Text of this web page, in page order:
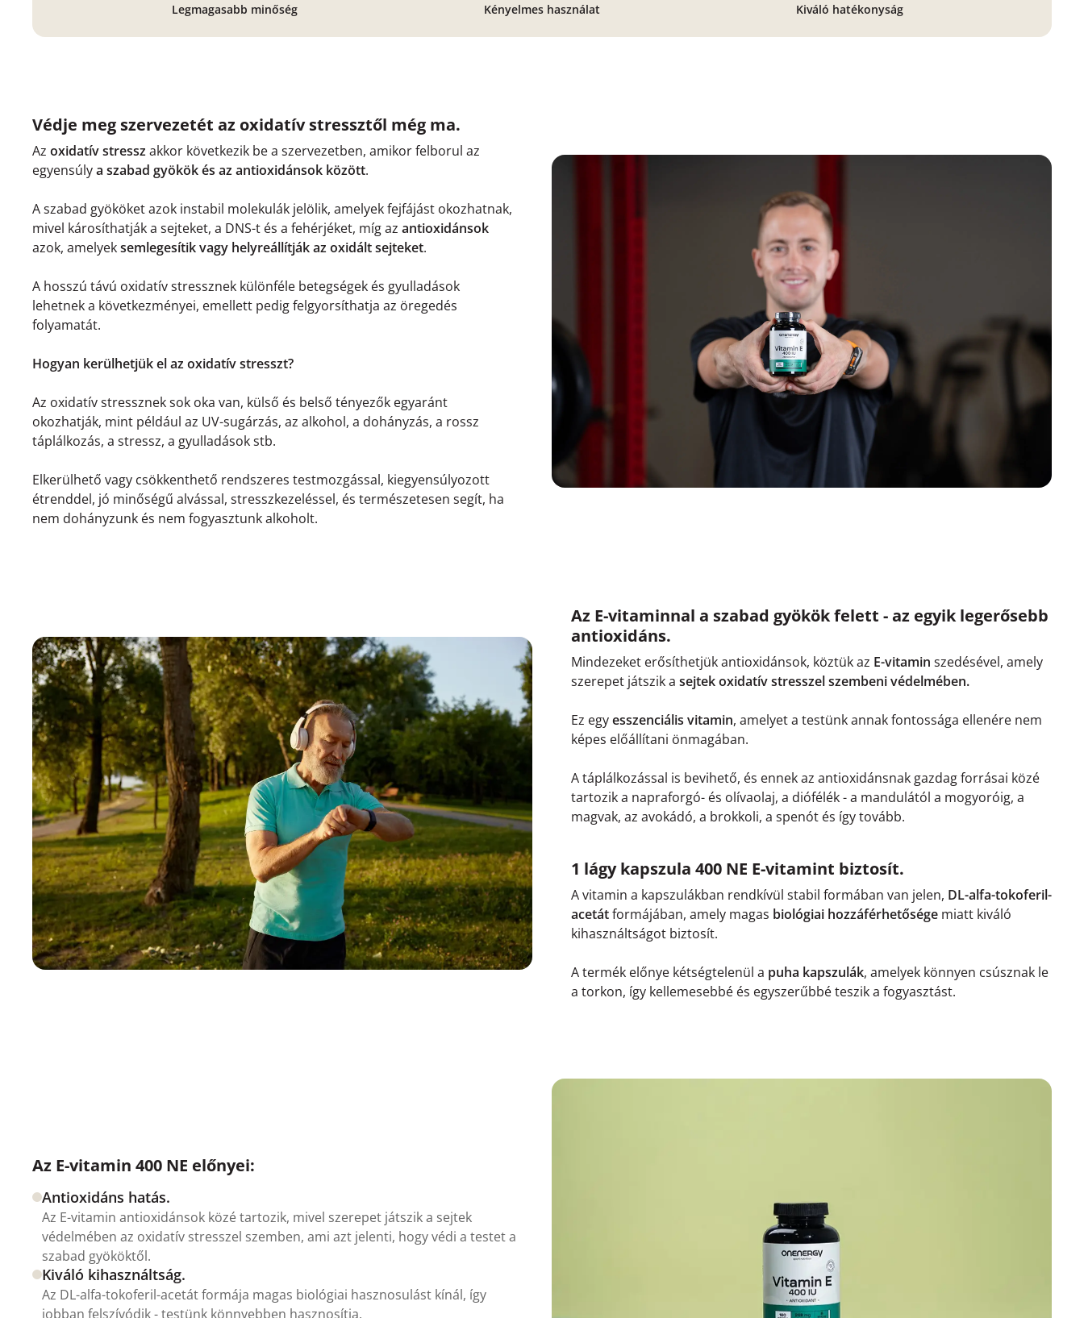
Legmagasabb minőség Kényelmes használat Kiváló hatékonyság
Védje meg szervezetét az oxidatív stressztől még ma.
Az oxidatív stresszakkor következik be a szervezetben, amikor felborul az
egyensúlya szabad gyökök és az antioxidánsok között.
A szabad gyököket azok instabil molekulák jelölik, amelyek fejfájást okozhatnak,
mivel károsíthatják a sejteket, a DNS-t és a fehérjéket, míg az antioxidánsok
azok, amelyeksemlegesítik vagy helyreállítják az oxidált sejteket.
A hosszú távú oxidatív stressznek különféle betegségek és gyulladások
lehetnek a következményei, emellett pedig felgyorsíthatja az öregedés
folyamatát.
Hogyan kerülhetjük el az oxidatív stresszt?
Az oxidatív stressznek sok oka van, külső és belső tényezők egyaránt
okozhatják, mint például az UV-sugárzás, az alkohol, a dohányzás, a rossz
táplálkozás, a stressz, a gyulladások stb.
Elkerülhető vagy csökkenthető rendszeres testmozgással, kiegyensúlyozott
étrenddel, jó minőségű alvással, stresszkezeléssel, és természetesen segít, ha
nem dohányzunk és nem fogyasztunk alkoholt.
Az E-vitaminnal a szabad gyökök felett - az egyik legerősebb
antioxidáns.
Mindezeket erősíthetjük antioxidánsok, köztük az E-vitamin szedésével, amely
szerepet játszik a sejtek oxidatív stresszel szembeni védelmében.
Ez egyesszenciális vitamin, amelyet a testünk annak fontossága ellenére nem
képes előállítani önmagában.
A táplálkozással is bevihető, és ennek az antioxidánsnak gazdag forrásai közé
tartozik a napraforgó- és olívaolaj, a diófélék - a mandulától a mogyoróig, a
magvak, az avokádó, a brokkoli, a spenót és így tovább.
1 lágy kapszula 400 NE E-vitamint biztosít.
A vitamin a kapszulákban rendkívül stabil formában van jelen, DL-alfa-tokoferil-
acetátformájában, amely magas biológiai hozzáférhetősége miatt kiváló
kihasználtságot biztosít.
A termék előnye kétségtelenül a puha kapszulák, amelyek könnyen csúsznak le
a torkon, így kellemesebbé és egyszerűbbé teszik a fogyasztást.
Az E-vitamin 400 NE előnyei:
Antioxidáns hatás.
Az E-vitamin antioxidánsok közé tartozik, mivel szerepet játszik a sejtek
védelmében az oxidatív stresszel szemben, ami azt jelenti, hogy védi a testet a
szabad gyököktől.
Kiváló kihasználtság.
Az DL-alfa-tokoferil-acetát formája magas biológiai hasznosulást kínál, így
jobban felszívódik - testünk könnyebben hasznosítja.